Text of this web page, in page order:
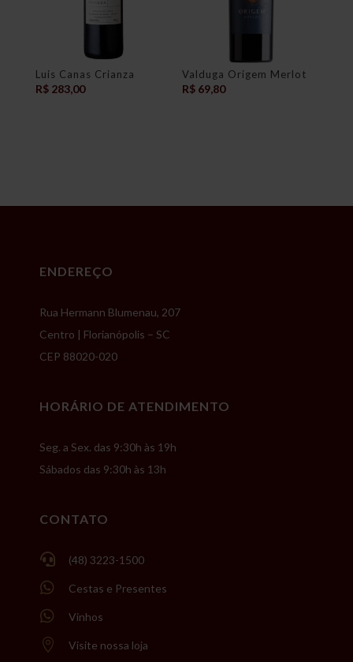
Luis Canas Crianza
R$283,00
Valduga Origem Merlot
R$ 69,80
ENDEREÇO
Rua Hermann Blumenau, 207
Centro | Florianópolis – SC
CEP 88020-020
HORÁRIO DE ATENDIMENTO
Seg. a Sex. das 9:30h às 19h
Sábados das 9:30h às 13h
CONTATO
 (48) 3223-1500
 Cestas e Presentes
 Vinhos
 Visite nossa loja